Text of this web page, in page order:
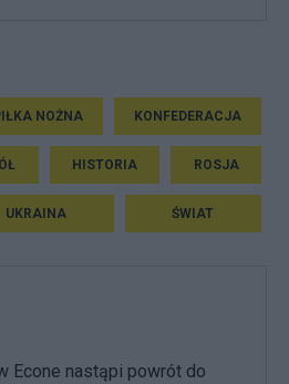
NOŻNA KONFEDERACJA
HISTORIA ROSJA
UKRAINA ŚWIAT
Econe nastąpi powrót do